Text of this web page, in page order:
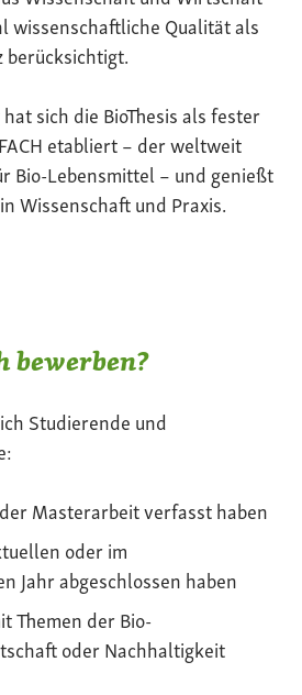
wissenschaftliche Qualität als
berücksichtigt.
sich die BioThesis als fester
etabliert – der weltweit
Bio-Lebensmittel – und genießt
Wissenschaft und Praxis.
bewerben?
Studierende und
Masterarbeit verfasst haben
oder im
Jahr abgeschlossen haben
Themen der Bio-
oder Nachhaltigkeit